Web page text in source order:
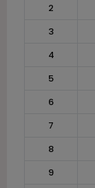
2
3
4
5
6
7
8
9